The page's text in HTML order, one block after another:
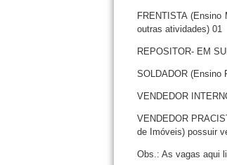
FRENTISTA
outras atividades) 01
REPOSITOR- EM
SOLDADOR (Ensino
VENDEDOR
VENDEDOR
de Imóveis) possuir
Obs.: As vagas aqui